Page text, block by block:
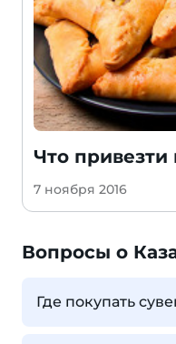
Что привезти
7 ноября 2016
Вопросы о
Где покупать